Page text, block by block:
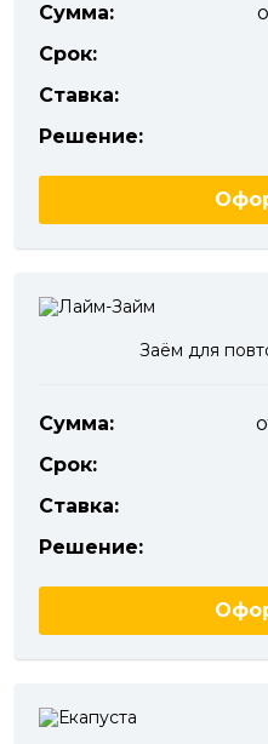
Сумма:
Срок:
Ставка:
Решение:
Заём для
Сумма:
Срок:
Ставка:
Решение: